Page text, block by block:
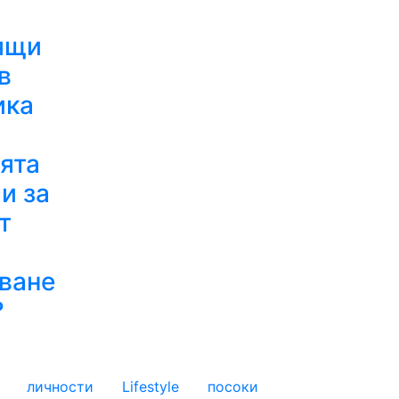
за
личности Lifestyle посоки